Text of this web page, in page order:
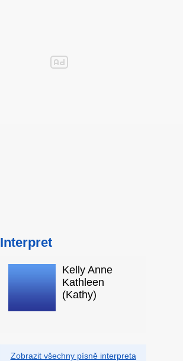
Interpret
Kelly Anne
Kathleen
(Kathy)
Zobrazit všechny písně interpreta